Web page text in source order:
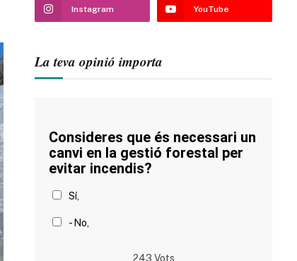
Instagram YouTube
La teva opinió importa
Consideres que és necessari un
canvi en la gestió forestal per
evitar incendis?
Sí,
- No,
243 Vots